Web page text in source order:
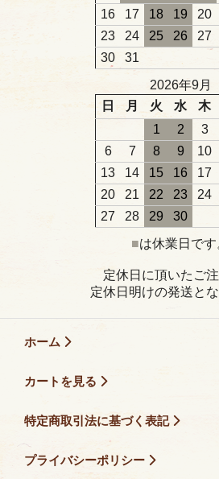
16
17 18 19 20
23
24 25 26 27
30
31
2026年9月
日
月 火 水 木
1
2 3
6
7 8 9 10
13
14 15 16 17
20
21 22 23 24
27
28 29
30
■は休業日です
定休日に頂いたご注
定休日明けの発送とな
ホーム
カートを見る
特定商取引法に基づく表記
プライバシーポリシー